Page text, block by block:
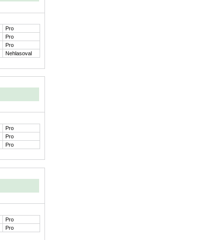
Pro
Pro
Pro
Nehlasoval
Pro
Pro
Pro
Pro
Pro